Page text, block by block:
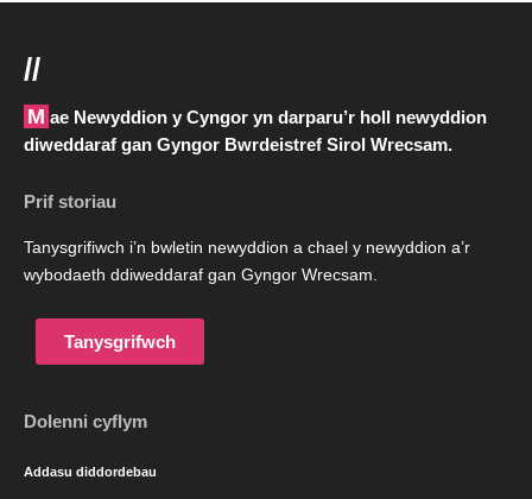
//
Mae Newyddion y Cyngor yn darparu’r holl newyddion
diweddaraf gan Gyngor Bwrdeistref Sirol Wrecsam.
Prif storiau
Tanysgrifiwch i’n bwletin newyddion a chael y newyddion a’r
wybodaeth ddiweddaraf gan Gyngor Wrecsam.
Tanysgrifwch
Dolenni cyflym
Addasu diddordebau